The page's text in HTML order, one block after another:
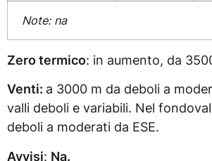
Note: na
Zero termico: in aumento, da
Venti: a 3000 m da deboli a
valli deboli e variabili. Nel
deboli a moderati da ESE.
Avvisi: Na.